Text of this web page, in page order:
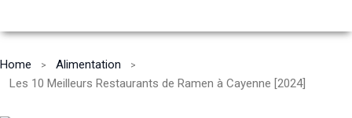
Home
Alimentation
Les 10 Meilleurs Restaurants de Ramen à Cayenne [2024]